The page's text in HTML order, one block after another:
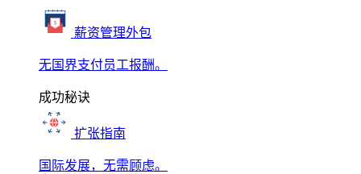
薪资管理外包
无国界支付员工报酬。
成功秘诀
扩张指南
国际发展，无需顾虑。